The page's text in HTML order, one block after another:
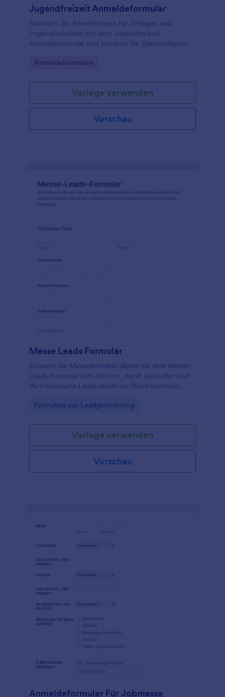
Jugendfreizeit Anmeldeformular
Sammeln Sie Anmeldungen für Zeltlager und
Jugendfreizeiten mit dem Jugendfreizeit-
Anmeldeformular und behalten Sie Datenerfassung,
organisatorische Angaben an einem Ort.
Go to Category:
Anmeldeformulare
Vorlage verwenden
Vorschau
Messe Leads Formular
Erfassen Sie Messekontakte digital mit dem Messe-
Leads-Formular von Jotform, damit Aussteller und
Vertriebsteams Leads direkt am Stand sammeln,
können.
Go to Category:
Formulare zur Leadgenerierung
Vorlage verwenden
Vorschau
Anmeldeformular Für Jobmesse